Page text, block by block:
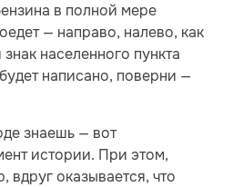
в полной мере
— направо, налево, как
населенного пункта
написано, поверни —
знаешь — вот
истории. При этом,
вдруг оказывается, что